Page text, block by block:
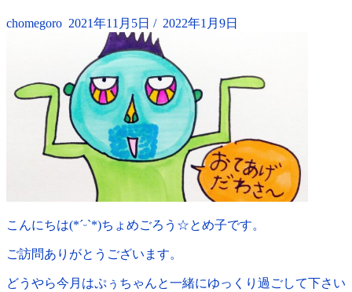
chomegoro 2021年11月5日 / 2022年1月9日
こんにちは(*ˊᵕˋ*)ちょめごろう☆とめ子です。
ご訪問ありがとうございます。
どうやら今月はぷぅちゃんと一緒にゆっくり過ごして下さい